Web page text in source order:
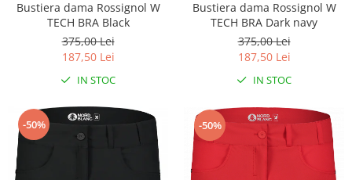
Bustiera dama Rossignol W
TECH BRA Black
375,00 Lei
187,50 Lei
IN STOC
Bustiera dama Rossignol W
TECH BRA Dark navy
375,00 Lei
187,50 Lei
IN STOC
-50% -50%